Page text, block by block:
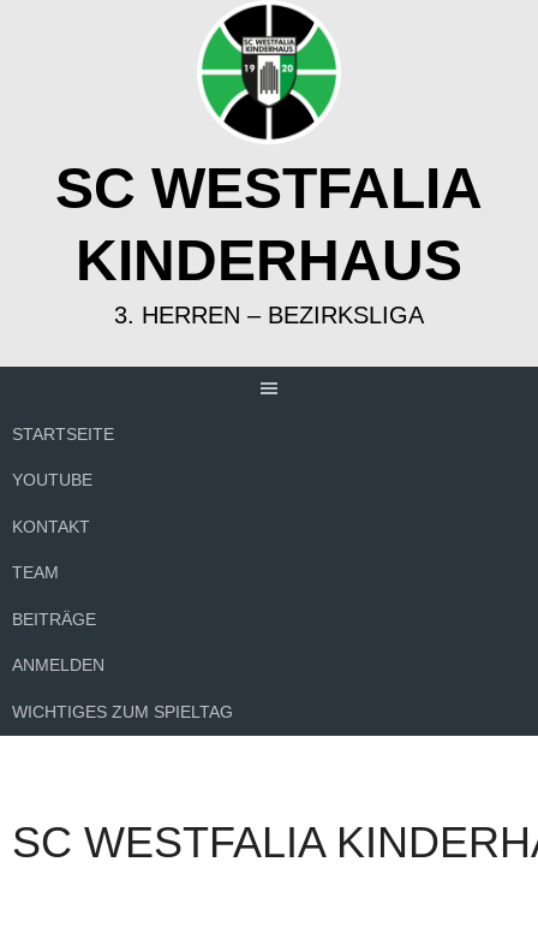
SC WESTFALIA
KINDERHAUS
3. HERREN – BEZIRKSLIGA
STARTSEITE
YOUTUBE
KONTAKT
TEAM
BEITRÄGE
ANMELDEN
WICHTIGES ZUM SPIELTAG
SC WESTFALIA